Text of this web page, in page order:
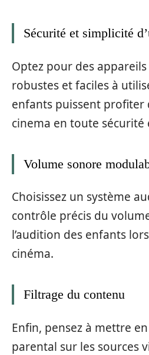
Sécurité et simplicité
Optez pour des
robustes et faciles à
enfants puissent profiter
cinema en toute
Volume sonore
Choisissez un système
contrôle précis du
l’audition des enfants
cinéma.
Filtrage du contenu
Enfin, pensez à mettre
parental sur les sources